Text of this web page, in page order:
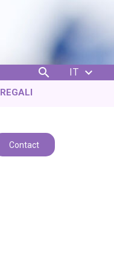
 IT 
REGALI
Contact